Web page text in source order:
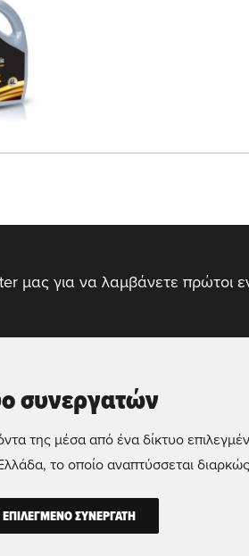
μας για να λαμβάνετε πρώτοι
συνεργατών
της μέσα από ένα δίκτυο
το οποίο αναπτύσσεται
ΕΠΙΛΕΓΜΕΝΟ ΣΥΝΕΡΓΑΤΗ